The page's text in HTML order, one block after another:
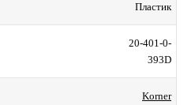
Пластик
20-401-0-
393D
Korner